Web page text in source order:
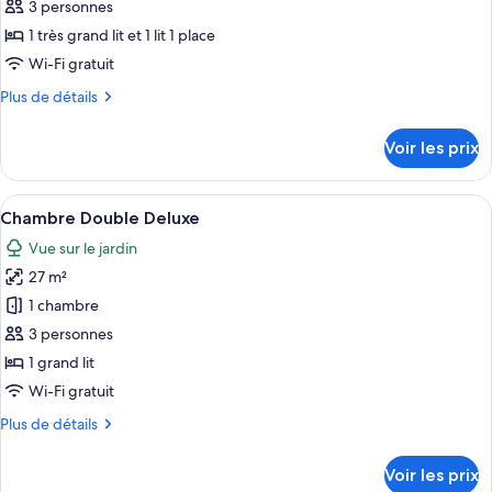
photos
pour
ce
type
Chambre
Deluxe
3 personnes
1 très grand lit et 1 lit 1 place
Wi-Fi gratuit
Plus de détails
Plus
le
type
de
chambre
Chambre
Deluxe
Voir les prix
Afficher
toutes
les
photos
pour
ce
type
de
chambre :
Chambre
Une chambre à coucher
1
Chambre Double Deluxe
Vue sur le jardin
27 m²
1 chambre
3 personnes
1 grand lit
Wi-Fi gratuit
Plus de détails
Plus
Voir les prix